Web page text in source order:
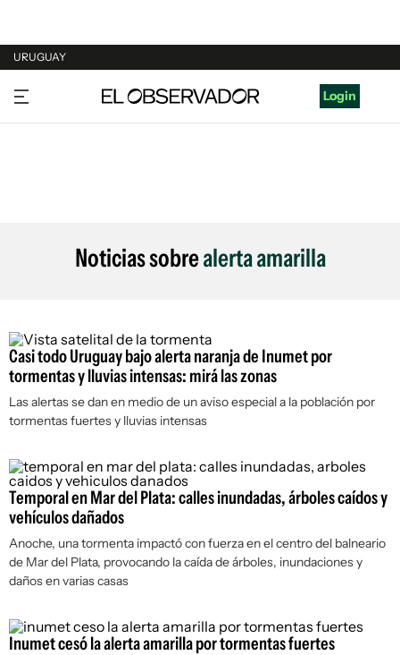
URUGUAY
URUGUAY
ARGENTINA
Login
Noticias sobrealerta amarilla
Casi todo Uruguay bajo alerta naranja de Inumet por
tormentas y lluvias intensas: mirá las zonas
Las alertas se dan en medio de un aviso especial a la población por
tormentas fuertes y lluvias intensas
Temporal en Mar del Plata: calles inundadas, árboles caídos y
vehículos dañados
Anoche, una tormenta impactó con fuerza en el centro del balneario
de Mar del Plata, provocando la caída de árboles, inundaciones y
daños en varias casas
Inumet cesó la alerta amarilla por tormentas fuertes